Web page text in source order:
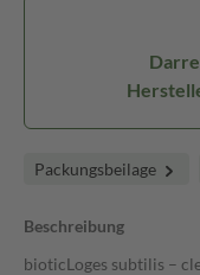
Packungsbeilage
Beschreibung
bioticLoges subtilis –